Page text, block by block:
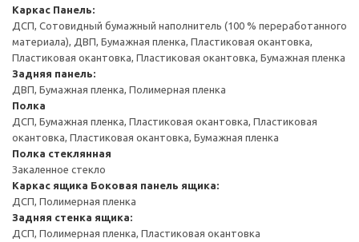
Каркас Панель:
ДСП, Сотовидный бумажный наполнитель (100 % переработанного
материала), ДВП, Бумажная пленка, Пластиковая окантовка,
Пластиковая окантовка, Пластиковая окантовка, Бумажная пленка
Задняя панель:
ДВП, Бумажная пленка, Полимерная пленка
Полка
ДСП, Бумажная пленка, Пластиковая окантовка, Пластиковая
окантовка, Пластиковая окантовка, Бумажная пленка
Полка стеклянная
Закаленное стекло
Каркас ящика Боковая панель ящика:
ДСП, Полимерная пленка
Задняя стенка ящика:
ДСП, Полимерная пленка, Пластиковая окантовка